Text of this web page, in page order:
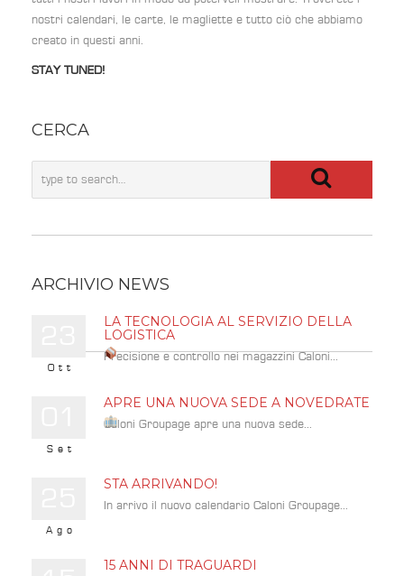
nostri calendari, le carte, le magliette e tutto ciò che abbiamo
creato in questi anni.
STAY TUNED!
CERCA
ARCHIVIO NEWS
Ott
LA TECNOLOGIA AL SERVIZIO DELLA
LOGISTICA
Precisione e controllo nei magazzini Caloni...
Set
APRE UNA NUOVA SEDE A NOVEDRATE
Caloni Groupage apre una nuova sede...
Ago
STA ARRIVANDO!
In arrivo il nuovo calendario Caloni Groupage...
15 ANNI DI TRAGUARDI